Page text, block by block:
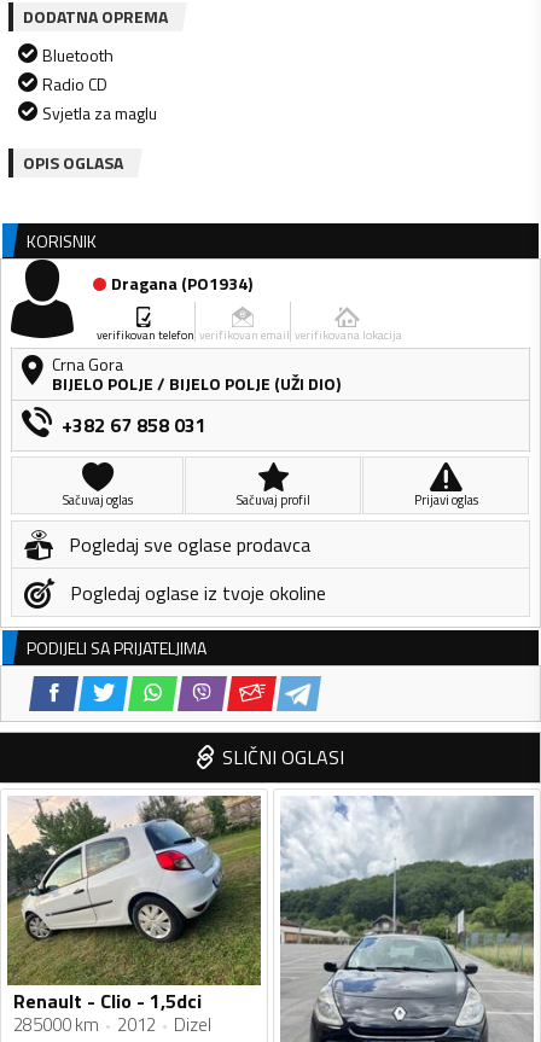
DODATNA OPREMA
Bluetooth
Radio CD
Svjetla za maglu
OPIS OGLASA
KORISNIK
Dragana(PO1934)
verifikovan telefon verifikovan email verifikovana lokacija
Crna Gora
BIJELO POLJE/ BIJELO POLJE (UŽI DIO)
+382 67 858 031
Sačuvaj oglas Sačuvaj profil Prijavi oglas
Pogledaj sve oglase prodavca
Pogledaj oglase iz tvoje okoline
PODIJELI SA PRIJATELJIMA
SLIČNI OGLASI
Renault - Clio - 1,5dci
285000 km 2012 Dizel